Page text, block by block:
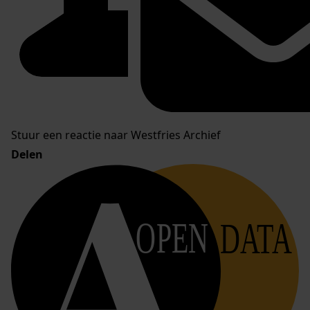
Stuur een reactie naar Westfries Archief
Delen
OPEN DATA